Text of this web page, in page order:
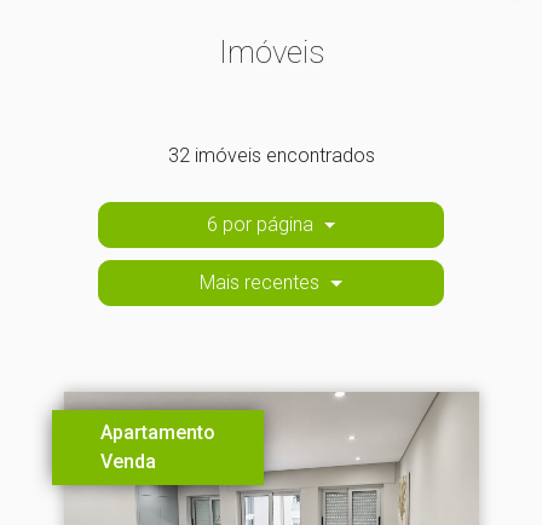
Imóveis
32 imóveis encontrados
6 por página
Mais recentes
Apartamento
Venda